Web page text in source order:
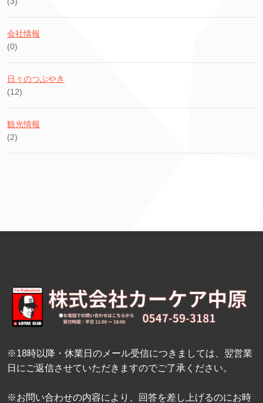
会社情報
(0)
日々のつぶやき
(12)
観光情報
(2)
※18時以降・休業日のメール受信につきましては、翌営業
日にご返信させていただきますのでご了承ください。
※お問い合わせの内容により、回答を差し上げるのにお時